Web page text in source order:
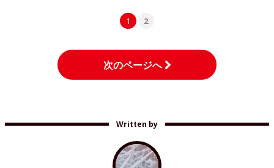
1 2
次のページへ
Written by